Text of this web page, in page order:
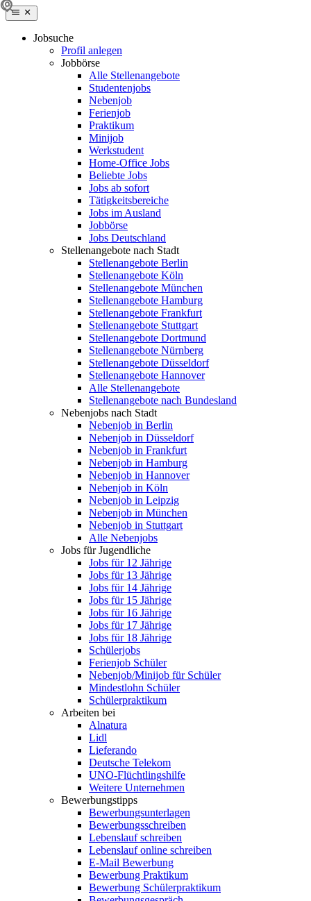
Jobsuche
Profil anlegen
Jobbörse
Alle Stellenangebote
Studentenjobs
Nebenjob
Ferienjob
Praktikum
Minijob
Werkstudent
Home-Office Jobs
Beliebte Jobs
Jobs ab sofort
Tätigkeitsbereiche
Jobs im Ausland
Jobbörse
Jobs Deutschland
Stellenangebote nach Stadt
Stellenangebote Berlin
Stellenangebote Köln
Stellenangebote München
Stellenangebote Hamburg
Stellenangebote Frankfurt
Stellenangebote Stuttgart
Stellenangebote Dortmund
Stellenangebote Nürnberg
Stellenangebote Düsseldorf
Stellenangebote Hannover
Alle Stellenangebote
Stellenangebote nach Bundesland
Nebenjobs nach Stadt
Nebenjob in Berlin
Nebenjob in Düsseldorf
Nebenjob in Frankfurt
Nebenjob in Hamburg
Nebenjob in Hannover
Nebenjob in Köln
Nebenjob in Leipzig
Nebenjob in München
Nebenjob in Stuttgart
Alle Nebenjobs
Jobs für Jugendliche
Jobs für 12 Jährige
Jobs für 13 Jährige
Jobs für 14 Jährige
Jobs für 15 Jährige
Jobs für 16 Jährige
Jobs für 17 Jährige
Jobs für 18 Jährige
Schülerjobs
Ferienjob Schüler
Nebenjob/Minijob für Schüler
Mindestlohn Schüler
Schülerpraktikum
Arbeiten bei
Alnatura
Lidl
Lieferando
Deutsche Telekom
UNO-Flüchtlingshilfe
Weitere Unternehmen
Bewerbungstipps
Bewerbungsunterlagen
Bewerbungsschreiben
Lebenslauf schreiben
Lebenslauf online schreiben
E-Mail Bewerbung
Bewerbung Praktikum
Bewerbung Schülerpraktikum